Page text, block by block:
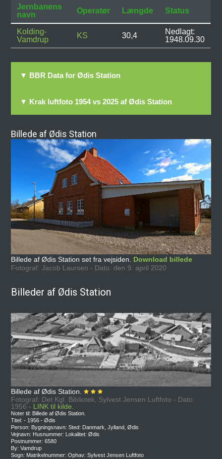
Jernbanens
navn
Operatør Længde Status
Kolding-
Vamdrup
KS 30,4
Nedlagt:
1948.09.30
▼ BBR Data for Ødis Station
▼ Krak luftfoto 1954 vs 2025 af Ødis Station
Billede af Ødis Station
Billede af Ødis Station set fra vejsiden. Download billede
Fotograf: Jacob Laursen - Dato: den 9. april 2020
Billeder af Ødis Station
Billede af Ødis Station.
Fotograf: Det Kgl. Bibliotek, Sylvest Jensen Luftfoto - Dato:
1956 - LINK til kilde.
Noter til: Billede af Ødis Station.
Titel: - 1956 - Ødis
Person: Bygningsnavn: Sted: Danmark, Jylland, Ødis
Vejnavn: Husnummer: Lokalitet: Ødis
Postnummer: 6580
By: Vamdrup
Sogn: Matrikelnummer: Ophav: Sylvest Jensen Luftfoto